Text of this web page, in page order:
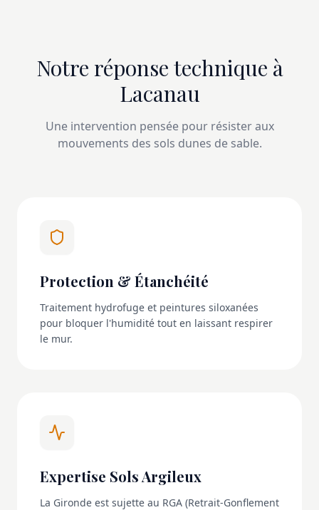
Notre réponse technique à
Lacanau
Une intervention pensée pour résister aux
mouvements des sols dunes de sable.
Protection & Étanchéité
Traitement hydrofuge et peintures siloxanées
pour bloquer l'humidité tout en laissant respirer
le mur.
Expertise Sols Argileux
La Gironde est sujette au RGA (Retrait-Gonflement